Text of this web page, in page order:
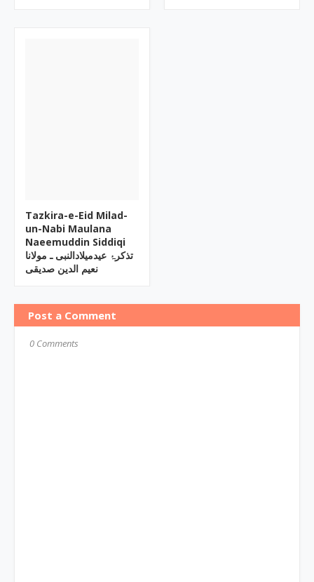
Tazkira-e-Eid Milad-
un-Nabi Maulana
Naeemuddin Siddiqi
تذکرۂ عیدمیلادالنبی ـ مولانا
نعیم الدین صدیقی
Post a Comment
0 Comments